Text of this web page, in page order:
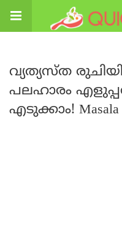
വ്യത്യസ്ത
പലഹാരം
എടുക്കാം! Masala